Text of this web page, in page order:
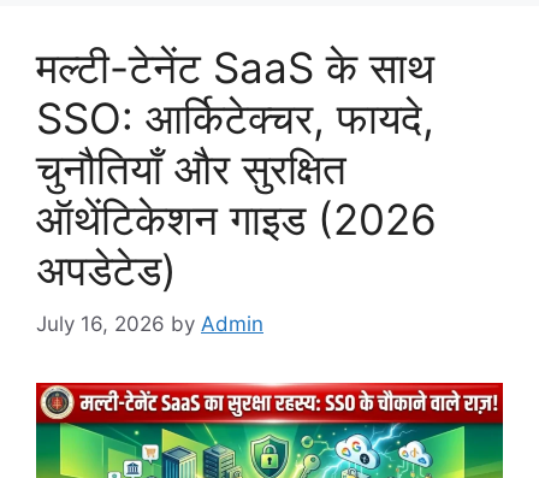
मल्टी-टेनेंट SaaS के साथ
SSO: आर्किटेक्चर, फायदे,
चुनौतियाँ और सुरक्षित
ऑथेंटिकेशन गाइड (2026
अपडेटेड)
July 16, 2026 by Admin